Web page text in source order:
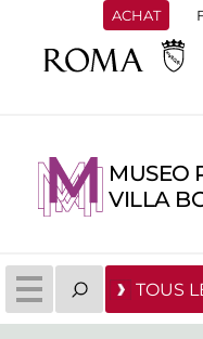
ACHAT
MUSEO
VILLA
TOUS